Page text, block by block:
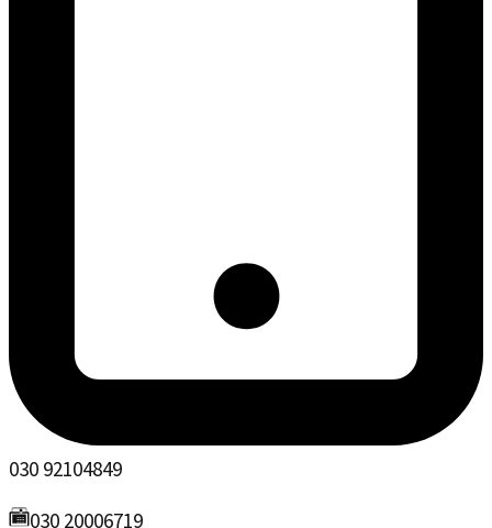
030 92104849
030 20006719